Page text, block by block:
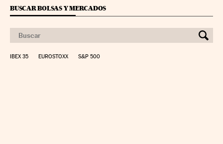
BUSCAR BOLSAS Y MERCADOS
IBEX 35 EUROSTOXX S&P 500